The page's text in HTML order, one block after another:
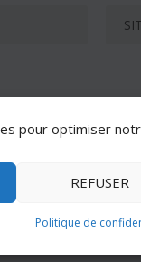
pour optimiser
REFUSER
Politique de